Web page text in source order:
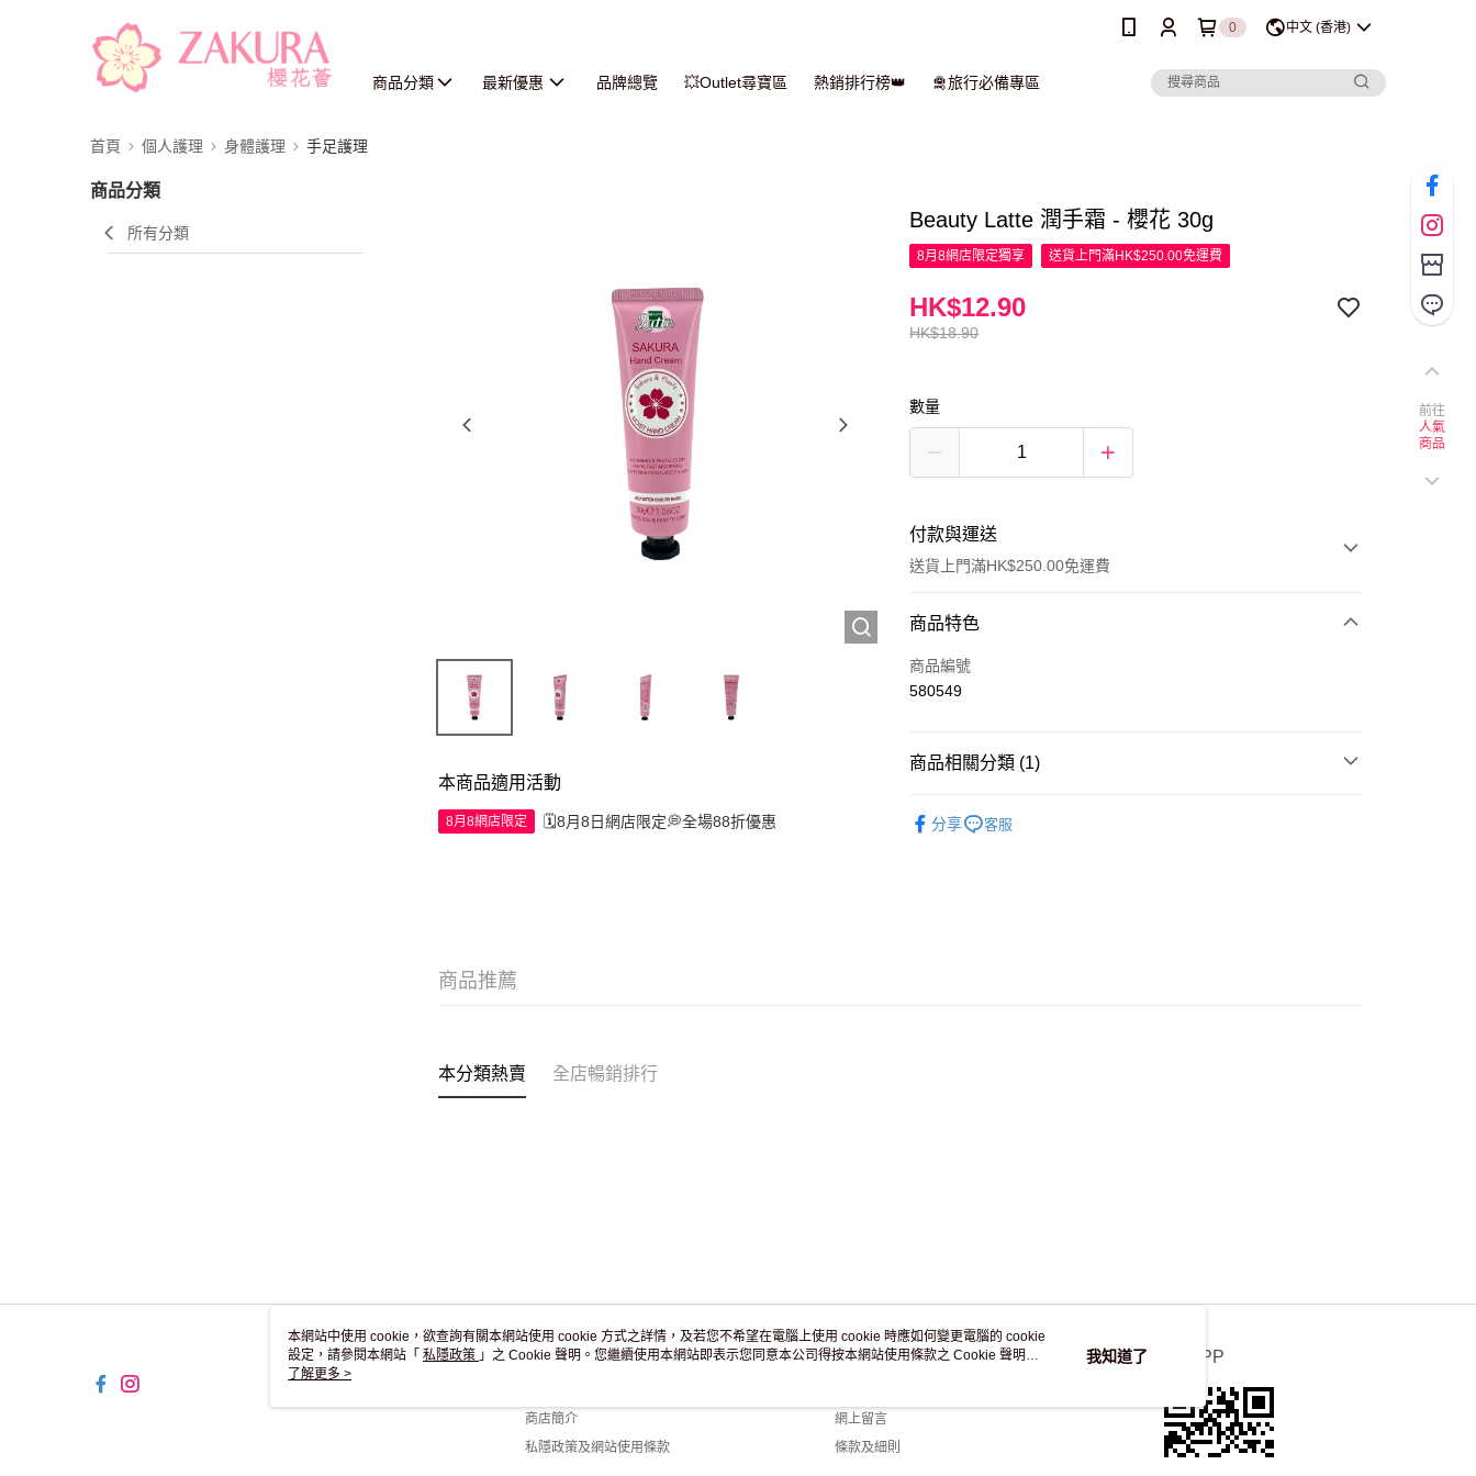
0 中文 (香港)
商品分類 最新優惠 品牌總覽 💥Outlet尋寶區 熱銷排行榜👑 🛅旅行必備專區
首頁 個人護理 身體護理 手足護理
商品分類
所有分類
本商品適用活動
8月8網店限定 🗓️8月8日網店限定💭全場88折優惠
Beauty Latte 潤手霜 - 櫻花 30g
8月8網店限定獨享 送貨上門滿HK$250.00免運費
HK$18.90
HK$12.90
數量
付款與運送
送貨上門滿HK$250.00免運費
付款方式
信用卡
商品特色
商品編號
580549
商品相關分類 (1)
分享
客服
商品推薦
本分類熱賣 全店暢銷排行
關於我們
商店簡介
私隱政策及網站使用條款
客戶服務
網上留言
條款及細則
官方APP
前往
人氣
商品
本網站中使用 cookie，欲查詢有關本網站使用 cookie 方式之詳情，及若您不希望在電腦上使用 cookie 時應如何變更電腦的 cookie
設定，請參閱本網站「 私隱政策 」之 Cookie 聲明。您繼續使用本網站即表示您同意本公司得按本網站使用條款之 Cookie 聲明使
用 cookie。
了解更多 >
我知道了